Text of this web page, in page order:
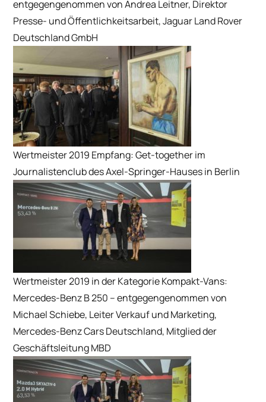
entgegengenommen von Andrea Leitner, Direktor
Presse- und Öffentlichkeitsarbeit, Jaguar Land Rover
Deutschland GmbH
Wertmeister 2019 Empfang: Get-together im
Journalistenclub des Axel-Springer-Hauses in Berlin
Wertmeister 2019 in der Kategorie Kompakt-Vans:
Mercedes-Benz B 250 – entgegengenommen von
Michael Schiebe, Leiter Verkauf und Marketing,
Mercedes-Benz Cars Deutschland, Mitglied der
Geschäftsleitung MBD